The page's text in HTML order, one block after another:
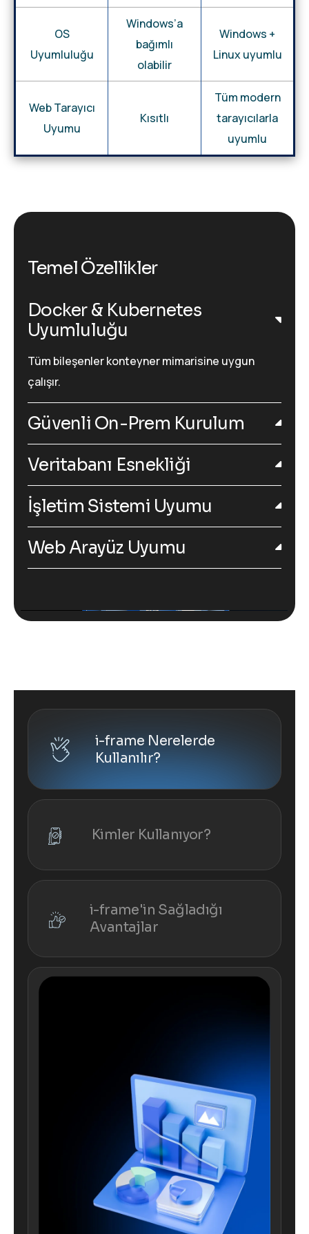
OS
Uyumluluğu
Windows’a
bağımlı
olabilir
Windows +
Linux uyumlu
Web Tarayıcı
Uyumu
Kısıtlı
Tüm modern
tarayıcılarla
uyumlu
Temel Özellikler
Docker & Kubernetes
Uyumluluğu
Tüm bileşenler konteyner mimarisine uygun
çalışır.
Güvenli On-Prem Kurulum
Veritabanı Esnekliği
İşletim Sistemi Uyumu
Web Arayüz Uyumu
i-frame Nerelerde
Kullanılır?
Kimler Kullanıyor?
i-frame'in Sağladığı
Avantajlar